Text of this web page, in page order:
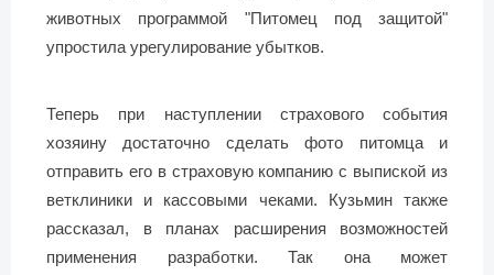
животных программой "Питомец под защитой"
упростила урегулирование убытков.
Теперь при наступлении страхового события
хозяину достаточно сделать фото питомца и
отправить его в страховую компанию с выпиской из
ветклиники и кассовыми чеками. Кузьмин также
рассказал, в планах расширения возможностей
применения разработки. Так она может